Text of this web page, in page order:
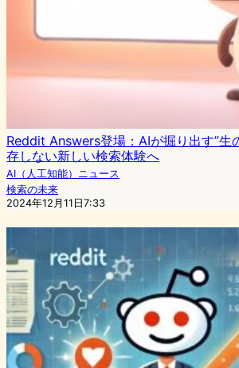
Reddit Answers登場：AIが掘り出す”生
存しない新しい検索体験へ
AI（人工知能）ニュース
検索の未来
2024年12月11日7:33